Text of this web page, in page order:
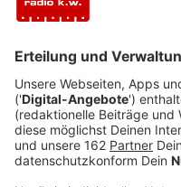
Die Zahl der
weiter deutlich zurück.
vorläufiger